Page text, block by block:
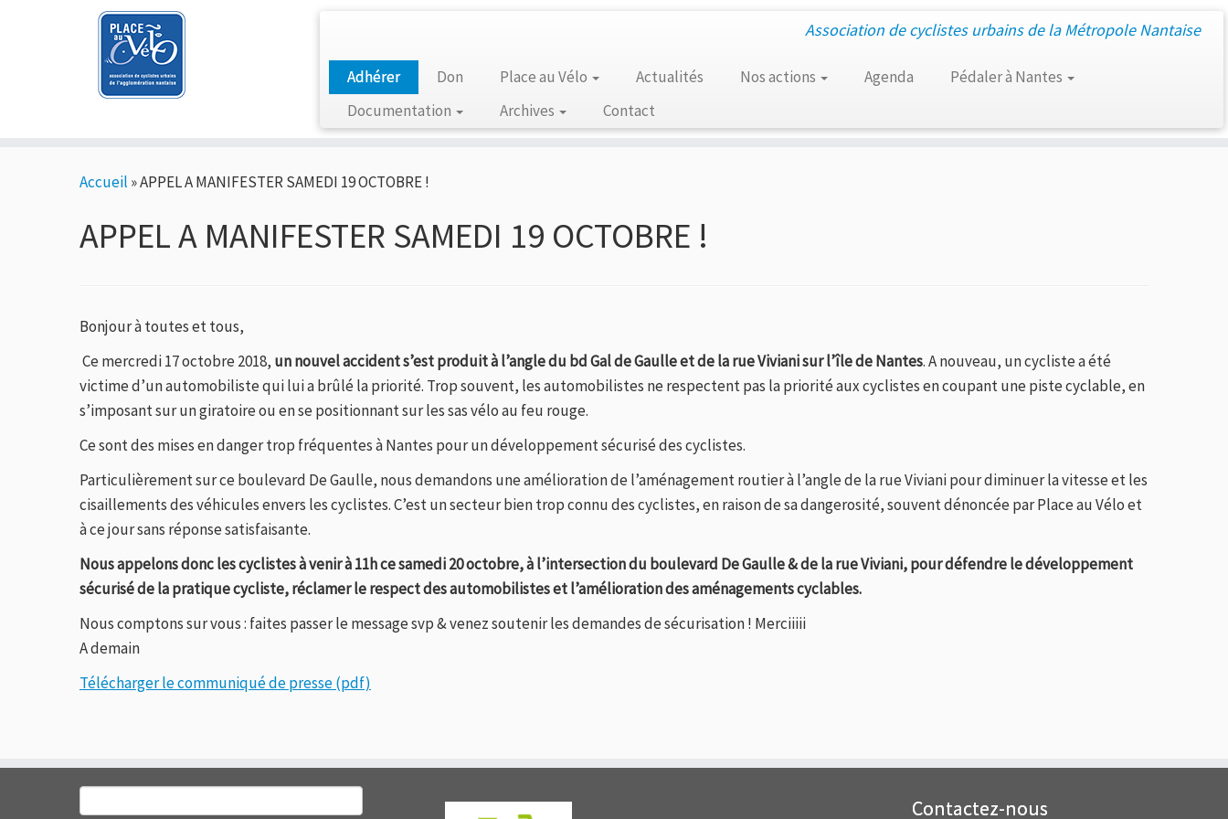
Association de cyclistes urbains de la Métropole Nantaise
Adhérer Don Place au Vélo Actualités Nos actions Agenda
Pédaler à Nantes
Documentation
Archives Contact
Accueil »APPEL A MANIFESTER SAMEDI 19 OCTOBRE !
APPEL A MANIFESTER SAMEDI 19 OCTOBRE !
Bonjour à toutes et tous,
Ce mercredi 17 octobre 2018, un nouvel accident s’est produit à l’angle du bd Gal de Gaulle et de la rue Viviani sur l’île de Nantes. A nouveau, un cycliste a été
victime d’un automobiliste qui lui a brûlé la priorité. Trop souvent, les automobilistes ne respectent pas la priorité aux cyclistes en coupant une piste cyclable, en
s’imposant sur un giratoire ou en se positionnant sur les sas vélo au feu rouge.
Ce sont des mises en danger trop fréquentes à Nantes pour un développement sécurisé des cyclistes.
Particulièrement sur ce boulevard De Gaulle, nous demandons une amélioration de l’aménagement routier à l’angle de la rue Viviani pour diminuer la vitesse et les
cisaillements des véhicules envers les cyclistes. C’est un secteur bien trop connu des cyclistes, en raison de sa dangerosité, souvent dénoncée par Place au Vélo et
à ce jour sans réponse satisfaisante.
Nous appelons donc les cyclistes à venir à 11h ce samedi 20 octobre, à l’intersection du boulevard De Gaulle & de la rue Viviani, pour défendre le développement
sécurisé de la pratique cycliste, réclamer le respect des automobilistes et l’amélioration des aménagements cyclables.
Nous comptons sur vous : faites passer le message svp & venez soutenir les demandes de sécurisation ! Merciiiii
A demain
Télécharger le communiqué de presse (pdf)
Contactez-nous